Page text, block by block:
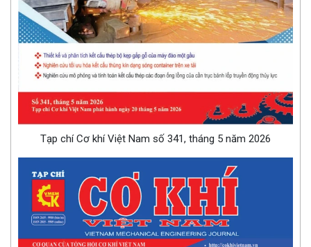
Tạp chí Cơ khí Việt Nam số 341, tháng 5 năm 2026